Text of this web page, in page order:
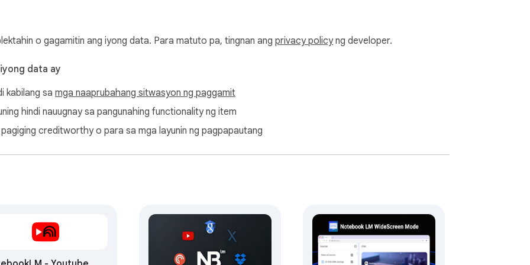
kung saan sila nararapat. Pinapahusay nito ang pag-summarize, pinapataas ang katumpakan ng Q&A, at
Web Importer, maaari mong:
map
direktang extension ng iyong content workflow.
o gagamitin ang iyong data. Para matuto pa, tingnan ang privacy policyng developer.
data ay
kabilang sa mga naaprubahang sitwasyon ng paggamit
hindi nauugnay sa pangunahing functionality ng item
creditworthy o para sa mga layunin ng pagpapautang